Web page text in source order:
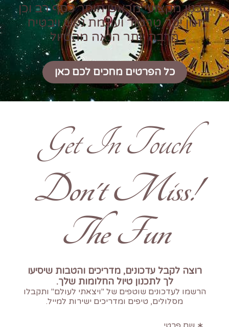
תכנון מקצועי מראש חוסך כסף רב וכן
זמן יקר טרטור ועוגמת נפש ויבטיח
הרבה יותר הנאה מהטיול
כל הפרטים מחכים לכם כאן
Get In Touch
!Don't Miss
The Fun